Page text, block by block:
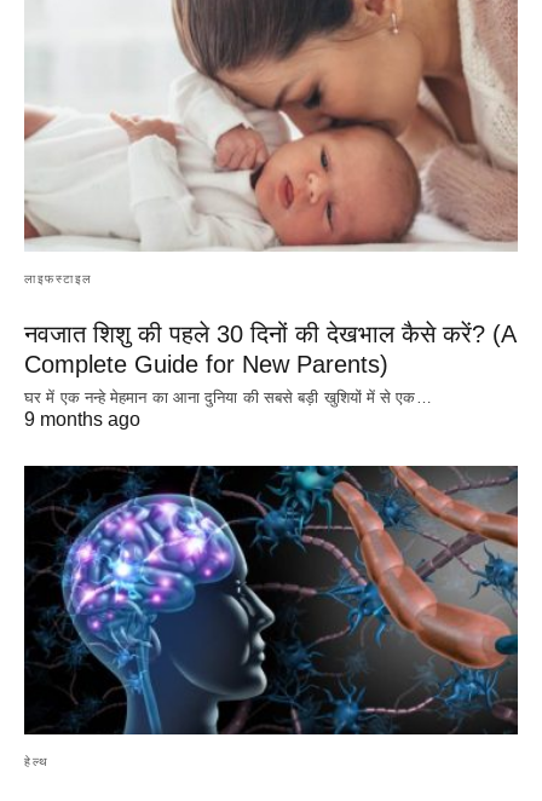
लाइफस्टाइल
नवजात शिशु की पहले 30 दिनों की देखभाल कैसे करें? (A
Complete Guide for New Parents)
घर में एक नन्हे मेहमान का आना दुनिया की सबसे बड़ी खुशियों में से एक…
9 months ago
हेल्थ